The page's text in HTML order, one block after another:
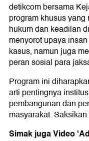
detikcom bersama
program khusus
hukum dan keadilan
menyorot upaya
kasus, namun juga
peran sosial para
Program ini
arti pentingnya
pembangunan dan
masyarakat.
Simak juga Video